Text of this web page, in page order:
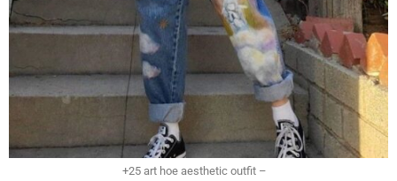
+25 art hoe aesthetic outfit –